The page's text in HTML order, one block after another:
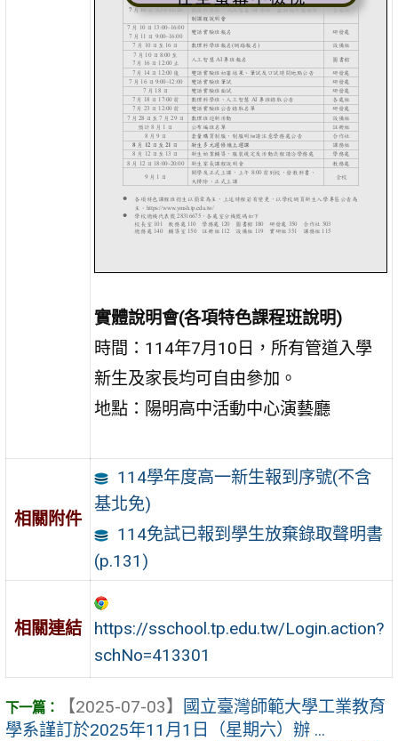
實體說明會(各項特色課程班說明)
時間：114年7月10日，所有管道入學
新生及家長均可自由參加。
地點：陽明高中活動中心演藝廳
相關附件
114學年度高一新生報到序號(不含
基北免)
114免試已報到學生放棄錄取聲明書
(p.131)
相關連結
https://sschool.tp.edu.tw/Login.action?
schNo=413301
【2025-07-03】
國立臺灣師範大學工業教育
學系謹訂於2025年11月1日（星期六）辦 ...